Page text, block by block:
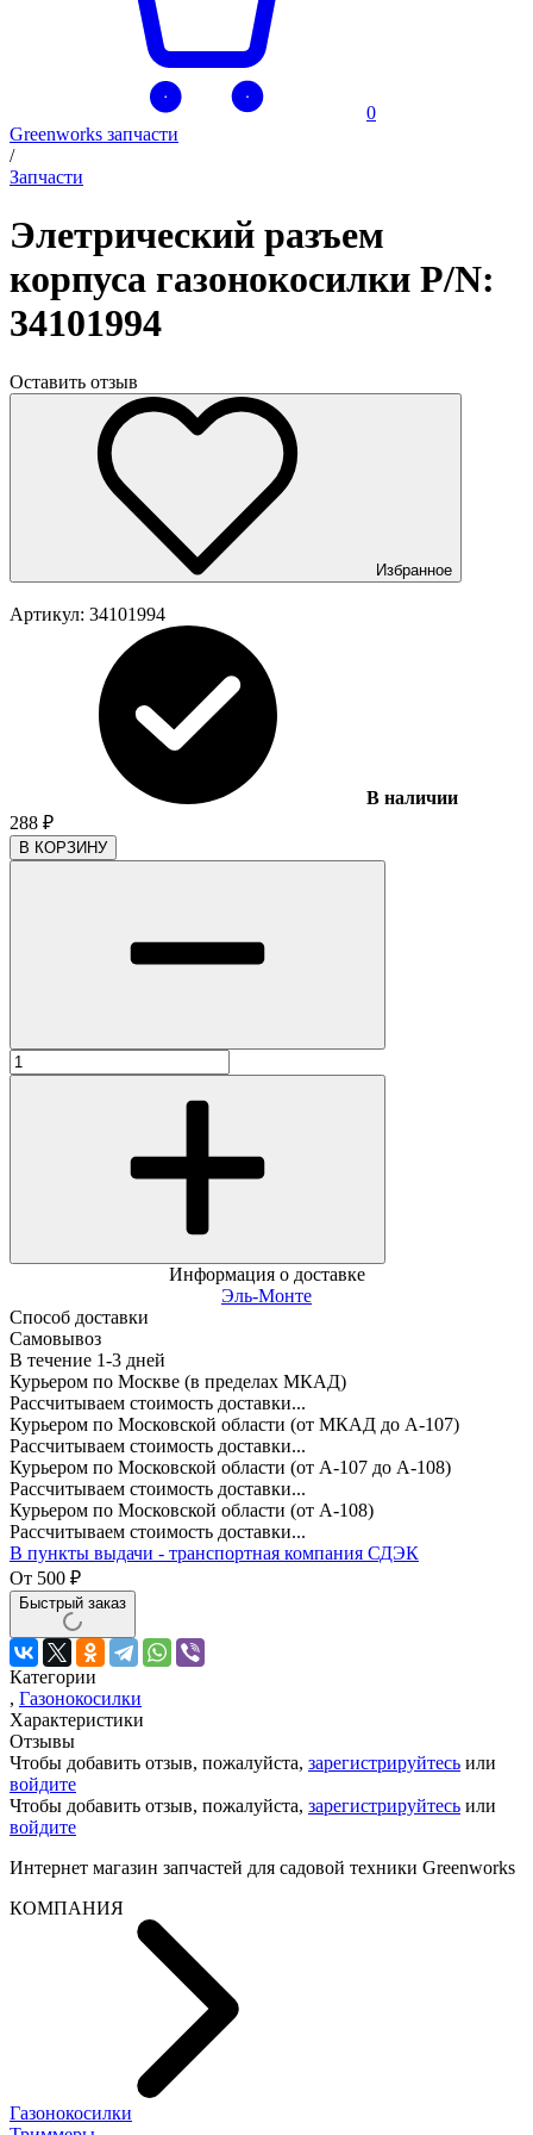
0
Greenworks запчасти
/
Запчасти
Элетрический разъем
корпуса газонокосилки P/N:
34101994
Оставить отзыв
Избранное
Артикул: 34101994
В наличии
288 ₽
В КОРЗИНУ
Информация о доставке
Эль-Монте
Способ доставки
Самовывоз
В течение 1-3 дней
Курьером по Москве (в пределах МКАД)
Рассчитываем стоимость доставки...
Курьером по Московской области (от МКАД до А-107)
Рассчитываем стоимость доставки...
Курьером по Московской области (от А-107 до А-108)
Рассчитываем стоимость доставки...
Курьером по Московской области (от А-108)
Рассчитываем стоимость доставки...
В пункты выдачи - транспортная компания СДЭК
От 500 ₽
Быстрый заказ
Категории
, Газонокосилки
Характеристики
Отзывы
Чтобы добавить отзыв, пожалуйста, зарегистрируйтесь или
войдите
Чтобы добавить отзыв, пожалуйста, зарегистрируйтесь или
войдите
Интернет магазин запчастей для садовой техники Greenworks
КОМПАНИЯ
Газонокосилки